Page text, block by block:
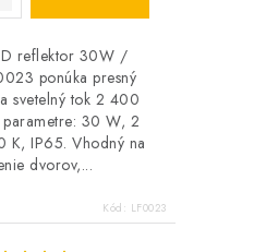
reflektor 30W /
ponúka presný
svetelný tok 2 400
30 W, 2
IP65. Vhodný na
dvorov,...
Kód: LF0023